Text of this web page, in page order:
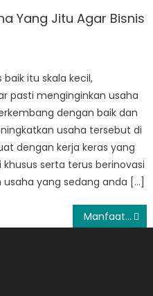
Yang Jitu Agar Bisnis
itu skala kecil,
pasti menginginkan usaha
dengan baik dan
usaha tersebut di
dengan kerja keras yang
serta terus berinovasi
yang sedang anda […]
Manfaat Buah Dan Sayur Untuk Wajah